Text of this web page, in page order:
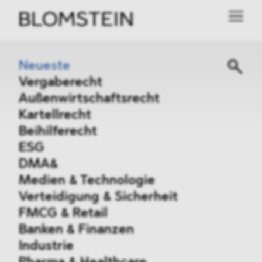
Neueste
Vergaberecht
Außenwirtschaftsrecht
Kartellrecht
Beihilferecht
ESG
DMA&
Medien & Technologie
Verteidigung & Sicherheit
FMCG & Retail
Banken & Finanzen
Industrie